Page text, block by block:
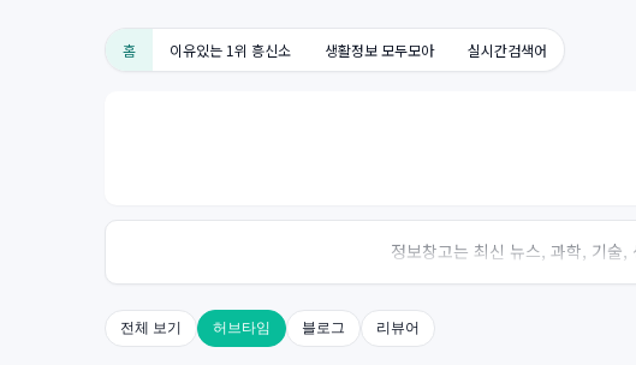
홈 이유있는 1위 흥신소 생활정보 모두모아 실시간검색어
정보창고는 최신 뉴스, 과학, 기술
전체 보기 허브타임 블로그 리뷰어